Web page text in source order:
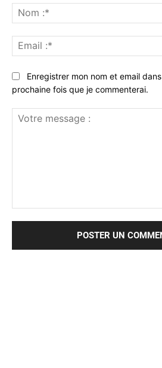
Enregistrer mon nom et email
prochaine fois que je commenterai.